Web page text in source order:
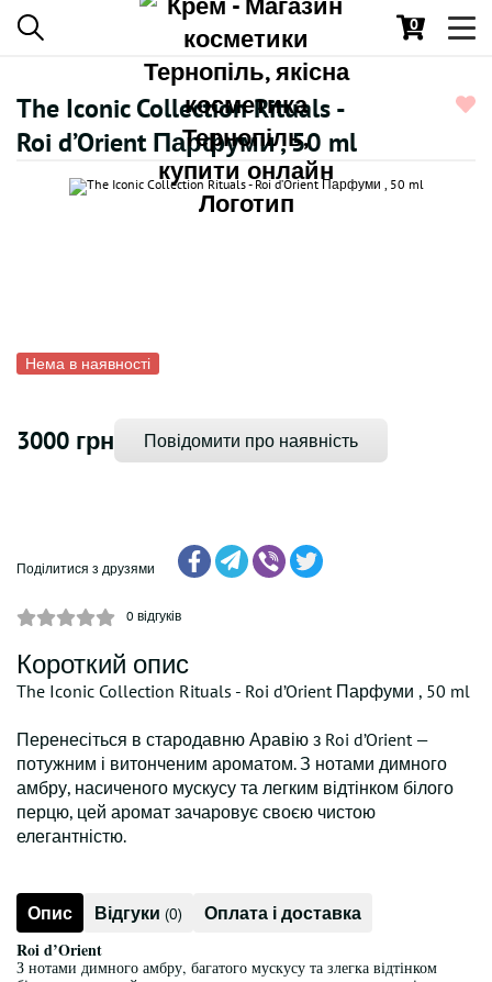
0
The Iconic Collection Rituals -
Roi d’Orient Парфуми , 50 ml
Нема в наявності
3000 грн Повідомити про наявність
Поділитися з друзями
0 відгуків
Короткий опис
The Iconic Collection Rituals - Roi d’Orient Парфуми , 50 ml
Перенесіться в стародавню Аравію з Roi d’Orient —
потужним і витонченим ароматом. З нотами димного
амбру, насиченого мускусу та легким відтінком білого
перцю, цей аромат зачаровує своєю чистою
елегантністю.
Опис Відгуки (0) Оплата і доставка
Roi d’Orient
З нотами димного амбру, багатого мускусу та злегка відтінком